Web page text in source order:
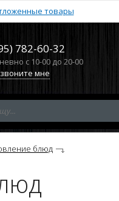
товары
782-60-32
с 10-00 до 20-00
мне
блюд